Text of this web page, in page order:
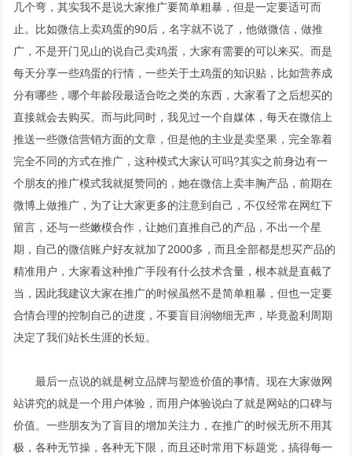
几个弯，其实我不是说大家推广要简单粗暴，但是一定要适可而
止。比如微信上卖鸡蛋的90后，名字就不说了，他做微信，做推
广，不是开门见山的说自己卖鸡蛋，大家有需要的可以来买。而是
每天分享一些鸡蛋的行情，一些关于土鸡蛋的知识贴，比如营养成
分有哪些，哪个年龄段最适合吃之类的东西，大家看了之后想买的
直接就会去购买。而与此同时，我见过一个自媒体，每天在微信上
推送一些微信营销方面的文章，但是他的主业是卖坚果，完全靠着
完全不同的方式在推广，这种模式大家认可吗?其实之前身边有一
个朋友的推广模式我就挺赞同的，她在微信上卖丰胸产品，前期在
微博上做推广，为了让大家更多的注意到自己，不仅经常在网红下
留言，还与一些嫩模合作，让她们直推自己的产品，不出一个星
期，自己的微信账户好友就加了2000多，而且全部都是想买产品的
精准用户，大家看这种推广手段有什么技术含量，根本就是直截了
当，因此我建议大家在推广的时候虽然不是简单粗暴，但也一定要
合情合理的控制自己的进度，不要盲目润物细无声，毕竟盈利周期
决定了我们站长生涯的长短。
最后一点说的就是树立品牌与塑造价值的事情。现在大家做网
站讲究的就是一个用户体验，而用户体验说白了就是网站的口碑与
价值。一些朋友为了盲目的增加关注力，在推广的时候无所不用其
极，各种无节操，各种无下限，而且还时常用下标题党，搞得每一